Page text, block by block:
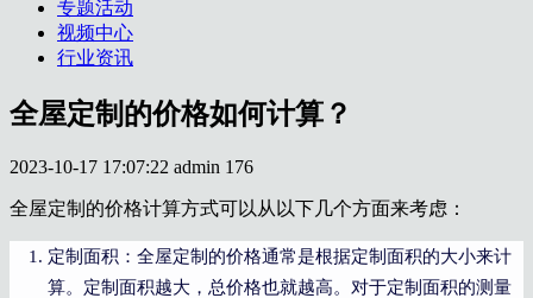
专题活动
视频中心
行业资讯
全屋定制的价格如何计算？
2023-10-17 17:07:22 admin 176
全屋定制的价格计算方式可以从以下几个方面来考虑：
定制面积：全屋定制的价格通常是根据定制面积的大小来计
算。定制面积越大，总价格也就越高。对于定制面积的测量